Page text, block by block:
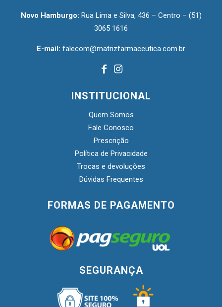
Novo Hamburgo: Rua Lima e Silva, 436 – Centro – (51)
3065 1616
E-mail: falecom@matrizfarmaceutica.com.br
INSTITUCIONAL
Quem Somos
Fale Conosco
Prescrição
Política de Privacidade
Trocas e devoluções
Dúvidas Frequentes
FORMAS DE PAGAMENTO
SEGURANÇA